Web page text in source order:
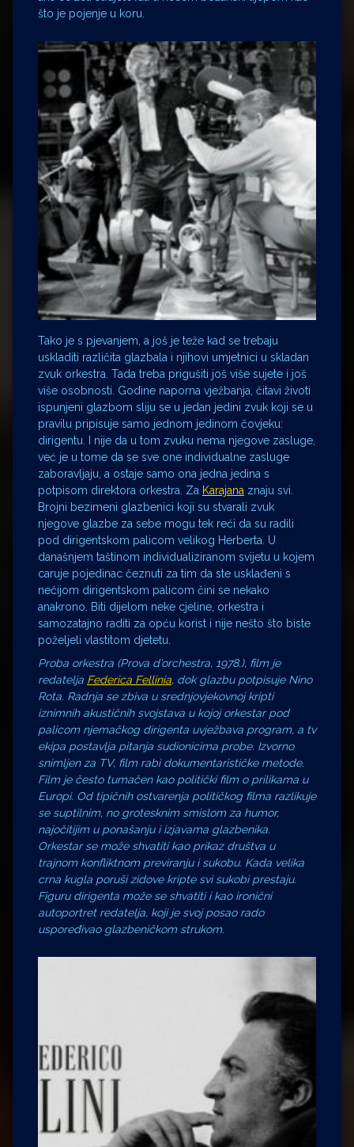
što je pojenje u koru.
Tako je s pjevanjem, a još je teže kad se trebaju
uskladiti različita glazbala i njihovi umjetnici u skladan
zvuk orkestra. Tada treba prigušiti još više sujete i još
više osobnosti. Godine naporna vježbanja, čitavi životi
ispunjeni glazbom sliju se u jedan jedini zvuk koji se u
pravilu pripisuje samo jednom jedinom čovjeku:
dirigentu. I nije da u tom zvuku nema njegove zasluge,
već je u tome da se sve one individualne zasluge
zaboravljaju, a ostaje samo ona jedna jedina s
potpisom direktora orkestra. Za Karajana znaju svi.
Brojni bezimeni glazbenici koji su stvarali zvuk
njegove glazbe za sebe mogu tek reći da su radili
pod dirigentskom palicom velikog Herberta. U
današnjem taštinom individualiziranom svijetu u kojem
caruje pojedinac čeznuti za tim da ste usklađeni s
nečijom dirigentskom palicom čini se nekako
anakrono. Biti dijelom neke cjeline, orkestra i
samozatajno raditi za opću korist i nije nešto što biste
poželjeli vlastitom djetetu.
Proba orkestra (Prova d’orchestra, 1978.), film je
redatelja Federica Fellinia, dok glazbu potpisuje Nino
Rota. Radnja se zbiva u srednjovjekovnoj kripti
iznimnih akustičnih svojstava u kojoj orkestar pod
palicom njemačkog dirigenta uvježbava program, a tv
ekipa postavlja pitanja sudionicima probe. Izvorno
snimljen za TV, film rabi dokumentarističke metode.
Film je često tumačen kao politički film o prilikama u
Europi. Od tipičnih ostvarenja političkog filma razlikuje
se suptilnim, no grotesknim smislom za humor,
najočitijim u ponašanju i izjavama glazbenika.
Orkestar se može shvatiti kao prikaz društva u
trajnom konfliktnom previranju i sukobu. Kada velika
crna kugla poruši zidove kripte svi sukobi prestaju.
Figuru dirigenta može se shvatiti i kao ironični
autoportret redatelja, koji je svoj posao rado
uspoređivao glazbeničkom strukom.